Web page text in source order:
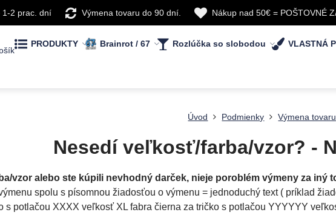
1-2 prac. dní Výmena tovaru do 90 dní. Nákup nad 50€ = POŠTOVNÉ
PRODUKTY Brainrot / 67 Rozlúčka so slobodou VLASTNÁ
Úvod Podmienky Výmena tovaru
Nesedí veľkosť/farba/vzor? -
vzor alebo ste kúpili nevhodný darček, nieje poroblém výmeny za iný
spolu s písomnou žiadosťou o výmenu = jednoduchý text ( príklad
s potlačou XXXX veľkosť XL fabra čierna za tričko s potlačou YYYYYY